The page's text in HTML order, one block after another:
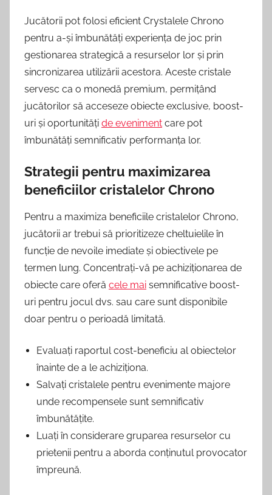
Jucătorii pot folosi eficient Crystalele Chrono
pentru a-și îmbunătăți experiența de joc prin
gestionarea strategică a resurselor lor și prin
sincronizarea utilizării acestora. Aceste cristale
servesc ca o monedă premium, permițând
jucătorilor să acceseze obiecte exclusive, boost-
uri și oportunități de eveniment care pot
îmbunătăți semnificativ performanța lor.
Strategii pentru maximizarea
beneficiilor cristalelor Chrono
Pentru a maximiza beneficiile cristalelor Chrono,
jucătorii ar trebui să prioritizeze cheltuielile în
funcție de nevoile imediate și obiectivele pe
termen lung. Concentrați-vă pe achiziționarea de
obiecte care oferă cele mai semnificative boost-
uri pentru jocul dvs. sau care sunt disponibile
doar pentru o perioadă limitată.
Evaluați raportul cost-beneficiu al obiectelor
înainte de a le achiziționa.
Salvați cristalele pentru evenimente majore
unde recompensele sunt semnificativ
îmbunătățite.
Luați în considerare gruparea resurselor cu
prietenii pentru a aborda conținutul provocator
împreună.